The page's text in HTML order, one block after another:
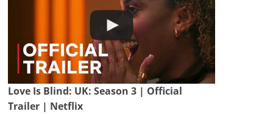
Love Is Blind: UK: Season 3 | Official
Trailer | Netflix